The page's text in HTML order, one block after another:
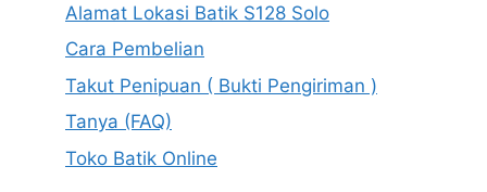
Alamat Lokasi Batik S128 Solo
Cara Pembelian
Takut Penipuan ( Bukti Pengiriman )
Tanya (FAQ)
Toko Batik Online